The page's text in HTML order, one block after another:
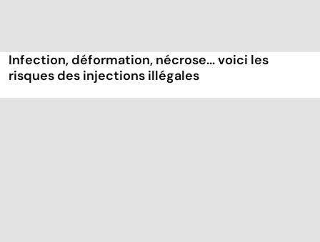
Infection, déformation, nécrose... voici les
risques des injections illégales